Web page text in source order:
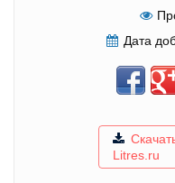
Дата
Litres.ru